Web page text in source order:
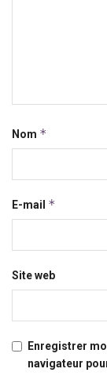
Nom *
E-mail *
Site web
Enregistrer
navigateur